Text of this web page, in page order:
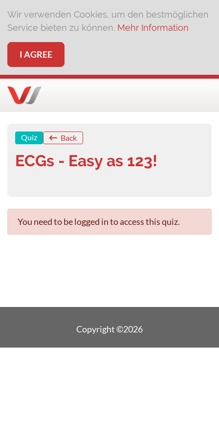
Wir verwenden Cookies, um den bestmöglichen
Service bieten zu können. Mehr Information
I AGREE
Quiz Back
ECGs - Easy as 123!
You need to be logged in to access this quiz.
Copyright ©2026